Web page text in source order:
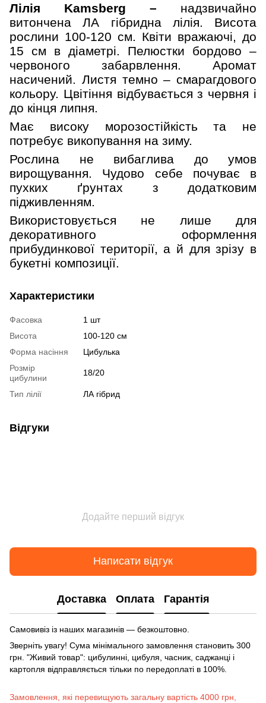
Лілія Kamsberg – надзвичайно
витончена ЛА гібридна лілія. Висота
рослини 100-120 см. Квіти вражаючі, до
15 см в діаметрі. Пелюстки бордово –
червоного забарвлення. Аромат
насичений. Листя темно – смарагдового
кольору. Цвітіння відбувається з червня і
до кінця липня.
Має високу морозостійкість та не
потребує викопування на зиму.
Рослина не вибаглива до умов
вирощування. Чудово себе почуває в
пухких ґрунтах з додатковим
підживленням.
Використовується не лише для
декоративного оформлення
прибудинкової території, а й для зрізу в
букетні композиції.
Характеристики
Фасовка
1 шт
Висота
100-120 см
Форма насіння
Цибулька
Розмір
цибулини
18/20
Тип лілії ЛА гібрид
Відгуки
Додайте перший відгук
Написати відгук
Доставка Оплата Гарантія
Самовивіз із наших магазинів — безкоштовно.
Зверніть увагу! Сума мінімального замовлення становить 300
грн. "Живий товар": цибулинні, цибуля, часник, саджанці і
картопля відправляється тільки по передоплаті в 100%.
Замовлення, які перевищують загальну вартість 4000 грн,